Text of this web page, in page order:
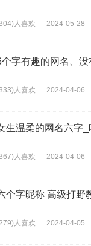
人喜欢 2024-05-28
个字有趣的网名、没
人喜欢 2024-04-06
生温柔的网名六字
人喜欢 2024-04-06
个字昵称 高级打野
人喜欢 2024-04-05